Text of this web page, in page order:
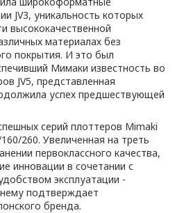
JV3, уникальность которых
высококачественной
материалах без
покрытия. И это был
Мимаки известность во
JV5, представленная
успех предшествующей
серий плоттеров Mimaki
260. Увеличенная на треть
первоклассного качества,
инновации в сочетании с
эксплуатации -
подтверждает
бренда.